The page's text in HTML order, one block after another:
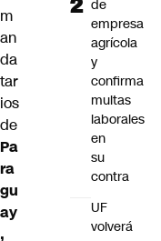
m
an
da
tar
ios
de
Pa
ra
gu
ay
,
de
empresa
agrícola
y
confirma
multas
laborales
en
su
contra
UF
volverá